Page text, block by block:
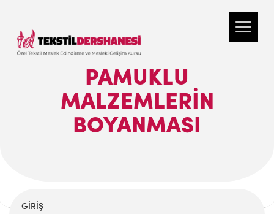
PAMUKLU
MALZEMLERIN
BOYANMASI
GİRİŞ